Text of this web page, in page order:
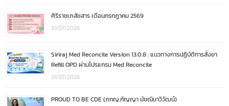
ศิริราชเภสัชสาร เดือนกรกฎาคม 2569
31/07/2026
Siriraj Med Reconcile Version 13.0.8 : แนวทางการปฏิบัติการสั่งยา
Refill OPD ผ่านโปรแกรม Med Reconcile
31/07/2026
PROUD TO BE CDE (ภกญ.กัญญา มัชฌิมาวิวัฒน์)